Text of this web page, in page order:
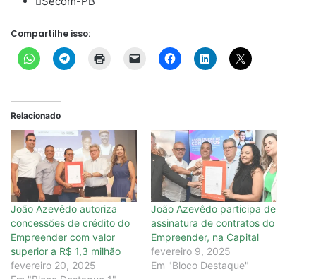
Compartilhe isso:
Relacionado
João Azevêdo autoriza
concessões de crédito do
Empreender com valor
superior a R$ 1,3 milhão
fevereiro 20, 2025
João Azevêdo participa de
assinatura de contratos do
Empreender, na Capital
fevereiro 9, 2025
Em "Bloco Destaque"